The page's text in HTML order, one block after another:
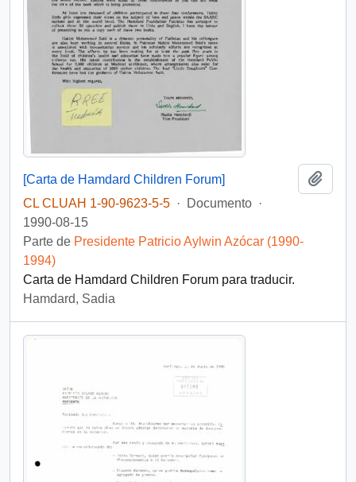
[Carta de Hamdard Children Forum]
CL CLUAH 1-90-9623-5-5 · Documento ·
1990-08-15
Parte de Presidente Patricio Aylwin Azócar (1990-
1994)
Carta de Hamdard Children Forum para traducir.
Hamdard, Sadia